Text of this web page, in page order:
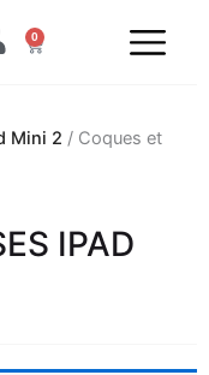
0
Panier
Mini 2 / Coques et
IPAD